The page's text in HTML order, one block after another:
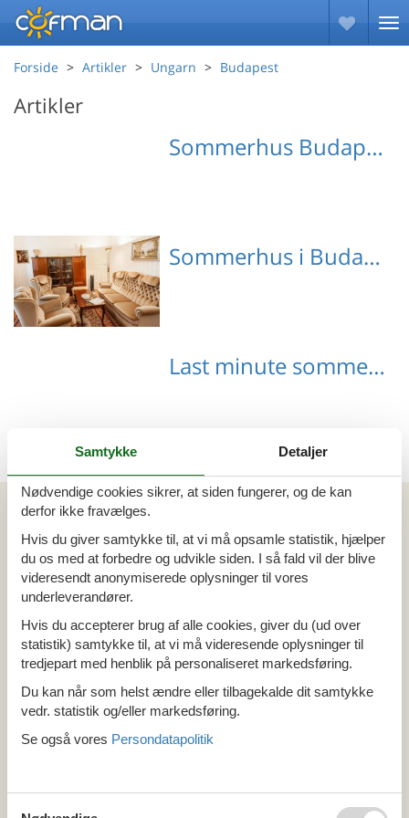
Forside Artikler Ungarn Budapest
Artikler
Sommerhus Budapest med hund
Sommerhus i Budapest
Last minute sommerhuse Budapest
Artikeltyper
Alle
Sommerhus
Din Cofman ferie
Område
Alle
Ungarn
Budapest
Tema
Last minute
Samtykke Detaljer
Nødvendige cookies sikrer, at siden fungerer, og de kan
derfor ikke fravælges.
Hvis du giver samtykke til, at vi må opsamle statistik, hjælper
du os med at forbedre og udvikle siden. I så fald vil der blive
videresendt anonymiserede oplysninger til vores
underleverandører.
Hvis du accepterer brug af alle cookies, giver du (ud over
statistik) samtykke til, at vi må videresende oplysninger til
tredjepart med henblik på personaliseret markedsføring.
Du kan når som helst ændre eller tilbagekalde dit samtykke
vedr. statistik og/eller markedsføring.
Se også vores Persondatapolitik